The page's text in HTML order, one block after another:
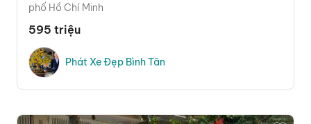
phố Hồ Chí Minh
595 triệu
Phát Xe Đẹp Bình Tân